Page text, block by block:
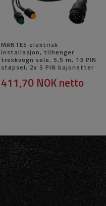
MANTES elektrisk
installasjon, tilhenger
trekkvogn sele, 5,5 m, 13 PIN
støpsel, 2x 5 PIN bajonetter
411,70 NOKnetto